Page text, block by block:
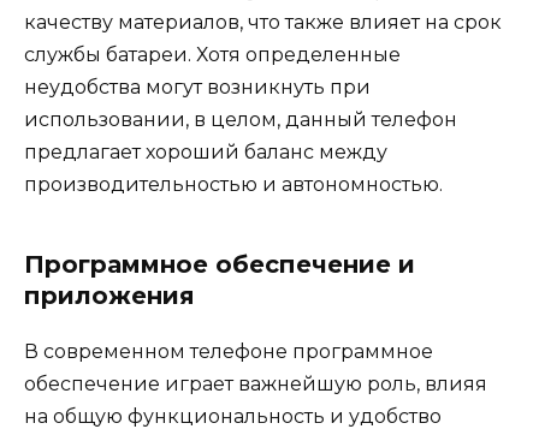
качеству материалов, что также влияет на срок
службы батареи. Хотя определенные
неудобства могут возникнуть при
использовании, в целом, данный телефон
предлагает хороший баланс между
производительностью и автономностью.
Программное обеспечение и
приложения
В современном телефоне программное
обеспечение играет важнейшую роль, влияя
на общую функциональность и удобство